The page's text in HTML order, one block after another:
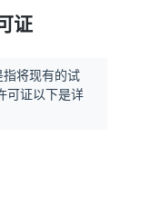
证
将现有的试
可证以下是详